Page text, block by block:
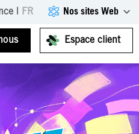
FR Nos sites Web
Espace client